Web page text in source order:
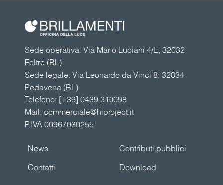
Sede operativa: Via Mario Luciani 4/E, 32032
Feltre (BL)
Sede legale: Via Leonardo da Vinci 8, 32034
Pedavena (BL)
Telefono: [+39] 0439 310098
Mail: commerciale@hiproject.it
P.IVA 00967030255
Contributi pubblici
News
Download
Contatti